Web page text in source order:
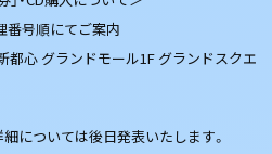
番号順にてご案内
都心 グランドモール1F グランドスクエ
細については後日発表いたします。